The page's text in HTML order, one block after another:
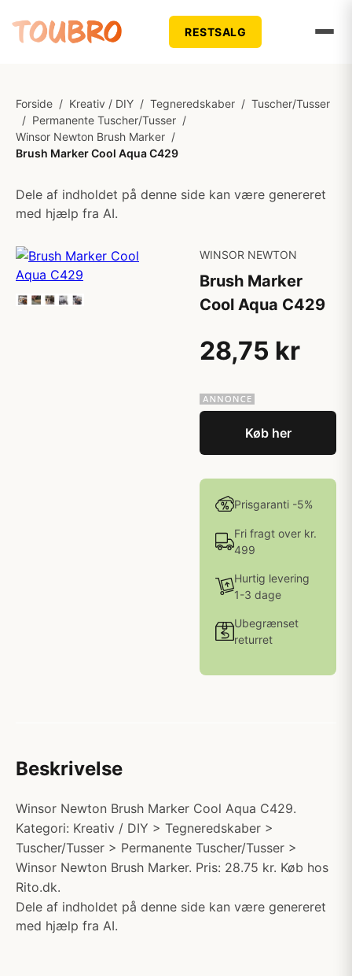
RESTSALG
Forside / Kreativ / DIY / Tegneredskaber / Tuscher/Tusser
/ Permanente Tuscher/Tusser /
Winsor Newton Brush Marker /
Brush Marker Cool Aqua C429
Dele af indholdet på denne side kan være genereret
med hjælp fra AI.
WINSOR NEWTON
Brush Marker
Cool Aqua C429
28,75 kr
Køb her
Prisgaranti -5%
Fri fragt over kr.
499
Hurtig levering
1-3 dage
Ubegrænset
returret
Beskrivelse
Winsor Newton Brush Marker Cool Aqua C429.
Kategori: Kreativ / DIY > Tegneredskaber >
Tuscher/Tusser > Permanente Tuscher/Tusser >
Winsor Newton Brush Marker. Pris: 28.75 kr. Køb hos
Rito.dk.
Dele af indholdet på denne side kan være genereret
med hjælp fra AI.